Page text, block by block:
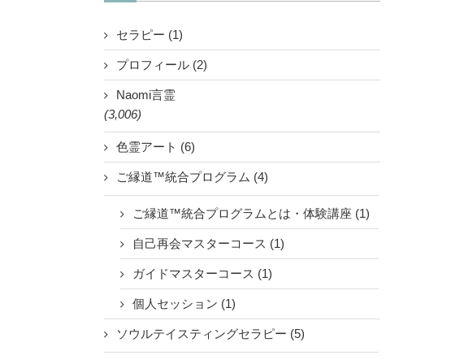
セラピー (1)
プロフィール (2)
Naomi言霊
(3,006)
色霊アート (6)
ご縁道™統合プログラム (4)
ご縁道™統合プログラムとは・体験講座 (1)
自己再会マスターコース (1)
ガイドマスターコース (1)
個人セッション (1)
ソウルテイスティングセラピー (5)